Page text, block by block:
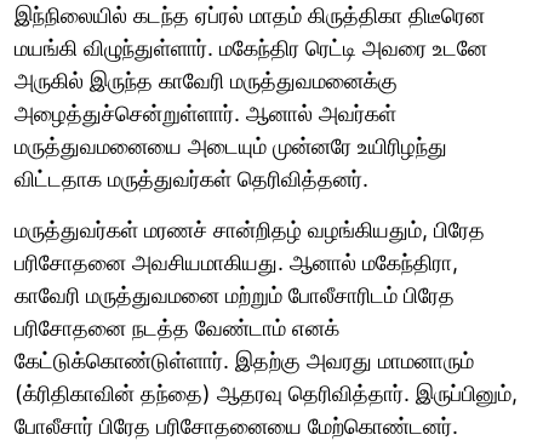
இந்நிலையில் கடந்த ஏப்ரல் மாதம் கிருத்திகா திடீரென
மயங்கி விழுந்துள்ளார். மகேந்திர ரெட்டி அவரை உடனே
அருகில் இருந்த காவேரி மருத்துவமனைக்கு
அழைத்துச்சென்றுள்ளார். ஆனால் அவர்கள்
மருத்துவமனையை அடையும் முன்னரே உயிரிழந்து
விட்டதாக மருத்துவர்கள் தெரிவித்தனர்.
மருத்துவர்கள் மரணச் சான்றிதழ் வழங்கியதும், பிரேத
பரிசோதனை அவசியமாகியது. ஆனால் மகேந்திரா,
காவேரி மருத்துவமனை மற்றும் போலீசாரிடம் பிரேத
பரிசோதனை நடத்த வேண்டாம் எனக்
கேட்டுக்கொண்டுள்ளார். இதற்கு அவரது மாமனாரும்
(க்ரிதிகாவின் தந்தை) ஆதரவு தெரிவித்தார். இருப்பினும்,
போலீசார் பிரேத பரிசோதனையை மேற்கொண்டனர்.